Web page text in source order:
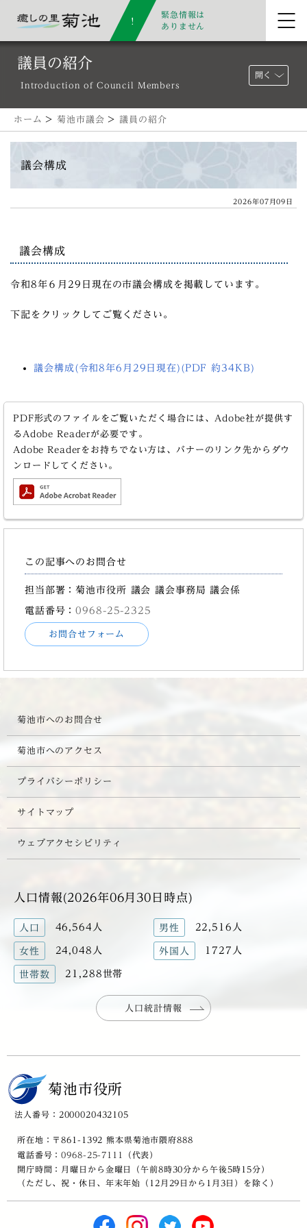
緊急情報は
ありません
議員の紹介
Introduction of Council Members
開く
ホーム > 菊池市議会 >議員の紹介
議会構成
2026年07月09日
議会構成
令和8年６月29日現在の市議会構成を掲載しています。
下記をクリックしてご覧ください。
議会構成(令和8年6月29日現在)(PDF 約34KB)
PDF形式のファイルをご覧いただく場合には、Adobe社が提供す
るAdobe Readerが必要です。
Adobe Readerをお持ちでない方は、バナーのリンク先からダウ
ンロードしてください。
この記事へのお問合せ
担当部署：菊池市役所 議会 議会事務局 議会係
電話番号：0968-25-2325
お問合せフォーム
菊池市へのお問合せ
菊池市へのアクセス
プライバシーポリシー
サイトマップ
ウェブアクセシビリティ
人口情報(2026年06月30日時点)
人口 46,564人 男性 22,516人
女性 24,048人 外国人 1727人
世帯数 21,288世帯
人口統計情報
菊池市役所
法人番号：2000020432105
所在地：〒861-1392 熊本県菊池市隈府888
電話番号：0968-25-7111
（代表）
開庁時間：月曜日から金曜日（午前8時30分から午後5時15分）
（ただし、祝・休日、年末年始（12月29日から1月3日）を除く）